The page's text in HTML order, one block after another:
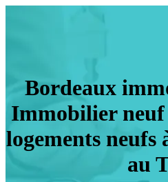
Bordeaux
Immobilier neuf
logements neufs
au